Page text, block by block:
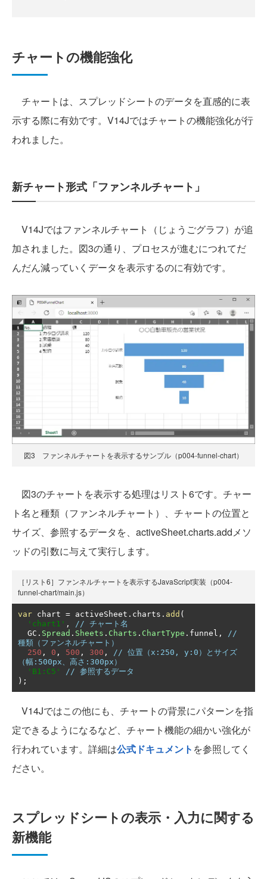
チャートの機能強化
チャートは、スプレッドシートのデータを直感的に表
示する際に有効です。V14Jではチャートの機能強化が行
われました。
新チャート形式「ファンネルチャート」
V14Jではファンネルチャート（じょうごグラフ）が追
加されました。図3の通り、プロセスが進むにつれてだ
んだん減っていくデータを表示するのに有効です。
図3 ファンネルチャートを表示するサンプル（p004-funnel-chart）
図3のチャートを表示する処理はリスト6です。チャー
ト名と種類（ファンネルチャート）、チャートの位置と
サイズ、参照するデータを、activeSheet.charts.addメソ
ッドの引数に与えて実行します。
［リスト6］ファンネルチャートを表示するJavaScript実装（p004-
funnel-chart/main.js）
var chart = activeSheet . charts . add (
'chart1' ,
// チャート名
  GC
. Spread . Sheets . Charts . ChartType . funnel ,
//
種類（ファンネルチャート）
250 , 0 , 500 , 300 ,
// 位置（x:250, y:0）とサイズ
（幅:500px、高さ:300px）
'B1:C5'
// 参照するデータ
);
V14Jではこの他にも、チャートの背景にパターンを指
定できるようになるなど、チャート機能の細かい強化が
行われています。詳細は公式ドキュメント を参照してく
ださい。
スプレッドシートの表示・入力に関する
新機能